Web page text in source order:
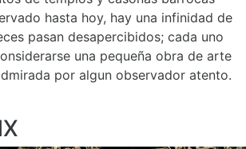
hasta hoy, hay una infinidad de
pasan desapercibidos; cada uno
una pequeña obra de arte
por algun observador atento.